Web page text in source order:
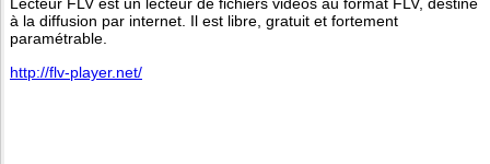
Lecteur FLV est un lecteur de fichiers vidéos au format FLV, destiné
à la diffusion par internet. Il est libre, gratuit et fortement
paramétrable.
http://flv-player.net/